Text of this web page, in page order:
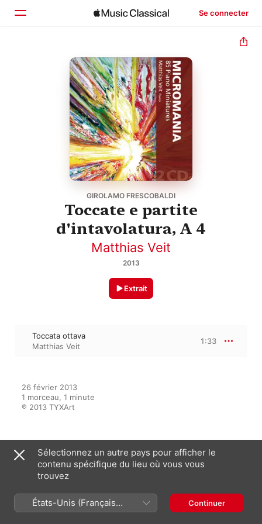
Se connecter
Parcourir
Rechercher
GIROLAMO FRESCOBALDI
Toccate e partite
d'intavolatura, A 4
Matthias Veit
2013
Extrait
Toccata ottava
Matthias Veit
1:33
26 février 2013
1 morceau, 1 minute
℗ 2013 TYXArt
Sur l’album
Micromania - 85 Piano
Miniatures
Sélectionnez un autre pays pour afficher le
contenu spécifique du lieu où vous vous
trouvez
États-Unis (Français
France)
Continuer